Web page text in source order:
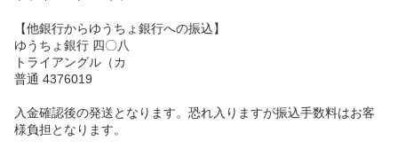
【他銀行からゆうちょ銀行への振込】
ゆうちょ銀行 四〇八
トライアングル（カ
普通 4376019
入金確認後の発送となります。恐れ入りますが振込手数料はお客
様負担となります。